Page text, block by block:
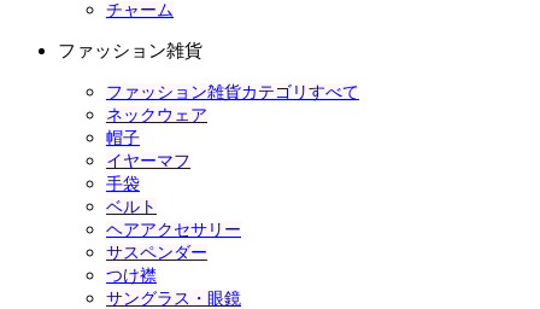
チャーム
ファッション雑貨
ファッション雑貨カテゴリすべて
ネックウェア
帽子
イヤーマフ
手袋
ベルト
ヘアアクセサリー
サスペンダー
つけ襟
サングラス・眼鏡